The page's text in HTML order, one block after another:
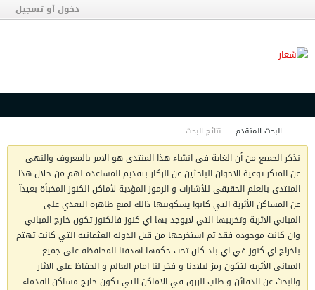
دخول أو تسجيل
البحث المتقدم نتائج البحث
نذكر الجميع من أن الغاية في انشاء هذا المنتدى هو الامر بالمعروف والنهي
عن المنكر توعية الاخوان الباحثين عن الركاز بتقديم المساعده لهم من خلال هذا
المنتدى بالعلم الحقيقي للأشارات و الرموز المؤدية لأماكن الكنوز المخبأة بعيدآ
عن المساكن الأثرية التي كانوا يسكوننها ذالك لمنع ظاهرة التعدي على
المباني الاثرية وتخريبها التي لايوجد بها اي كنوز فالكنوز تكون خارج المباني
وان كانت موجوده فقد تم استخرجها من قبل الدوله العثمانية التي كانت تهتم
باخراج اي كنوز في اي بلد كان تحت حكمها اهدفنا المحافظه على جميع
المباني الأثرية لتكون رمز لبلادنا و فخر لنا امام العالم و الحفاظ على الاثار
والبحث عن الدفائن و طلب الرزق في الاماكن التي تكون خارج مساكن القدماء